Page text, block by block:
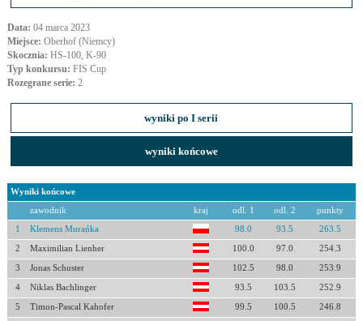
Data: 04 marca 2023
Miejsce: Oberhof (Niemcy)
Skocznia: HS-100, K-90
Typ konkursu: FIS Cup
Rozegrane serie: 2
wyniki po I serii
wyniki końcowe
Wyniki końcowe
zawodnik kraj odl. 1 odl. 2 punkty
1 Klemens Murańka 98.0 93.5 263.5
2 Maximilian Lienher 100.0 97.0 254.3
3 Jonas Schuster 102.5 98.0 253.9
4 Niklas Bachlinger 93.5 103.5 252.9
5 Timon-Pascal Kahofer 99.5 100.5 246.8